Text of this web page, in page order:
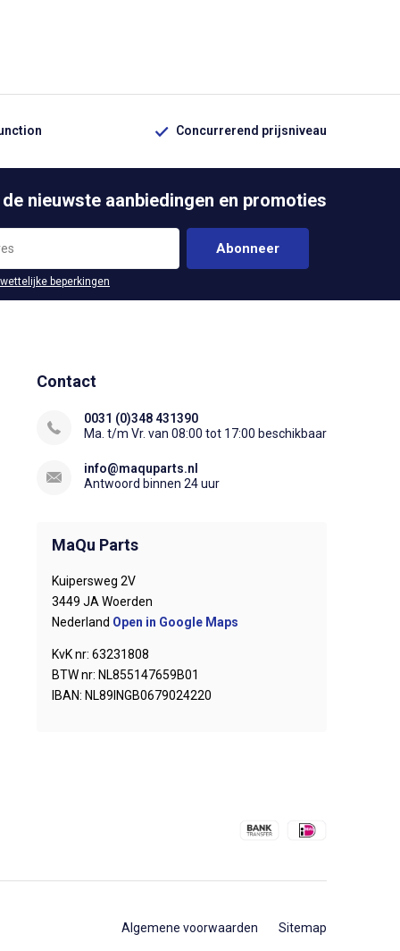
Concurrerend prijsniveau
nieuwste aanbiedingen en promoties
Abonneer
beperkingen
Contact
0031 (0)348 431390
Ma. t/m Vr. van 08:00 tot 17:00 beschikbaar
info@maquparts.nl
Antwoord binnen 24 uur
MaQu Parts
Kuipersweg 2V
3449 JA Woerden
Nederland Open in Google Maps
KvK nr: 63231808
BTW nr: NL855147659B01
IBAN: NL89INGB0679024220
Algemene voorwaarden Sitemap